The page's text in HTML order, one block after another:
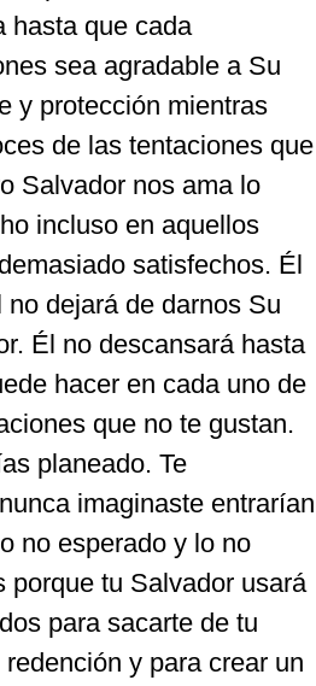
hasta que cada
sea agradable a Su
y protección mientras
de las tentaciones que
Salvador nos ama lo
incluso en aquellos
satisfechos. Él
dejará de darnos Su
Él no descansará hasta
hacer en cada uno de
que no te gustan.
planeado. Te
imaginaste entrarían
no esperado y lo no
porque tu Salvador usará
para sacarte de tu
y para crear un